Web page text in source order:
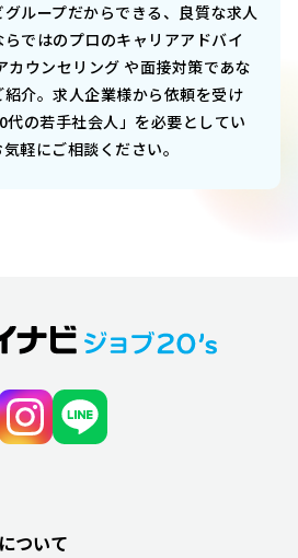
ループだからできる、良質な求人
ではのプロのキャリアアドバイ
カウンセリング や面接対策であな
介。求人企業様から依頼を受け
代の若手社会人」を必要としてい
軽にご相談ください。
ついて